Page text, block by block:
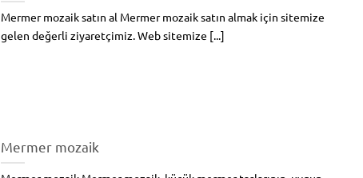
Mermer mozaik satın al Mermer mozaik satın almak için sitemize
gelen değerli ziyaretçimiz. Web sitemize [...]
Mermer mozaik